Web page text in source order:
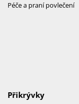
Péče a praní povlečení
Přikrývky